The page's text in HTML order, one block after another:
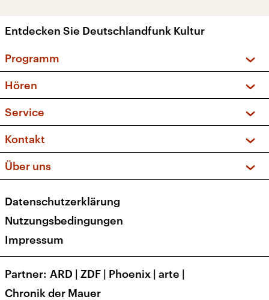
Entdecken Sie Deutschlandfunk Kultur
Programm
Sendungen und Podcasts
Musikliste
Kakadu – Das Kinderprogramm
Hören
Frequenzen (UKW + DAB+)
Service
FAQ
Apps
Newsletter
Veranstaltungen
Kontakt
Social Media
Über uns
Presse
Karriere
Transparenz
Datenschutzerklärung
Nutzungsbedingungen
Impressum
Partner ARD | ZDF | Phoenix | arte |
Chronik der Mauer